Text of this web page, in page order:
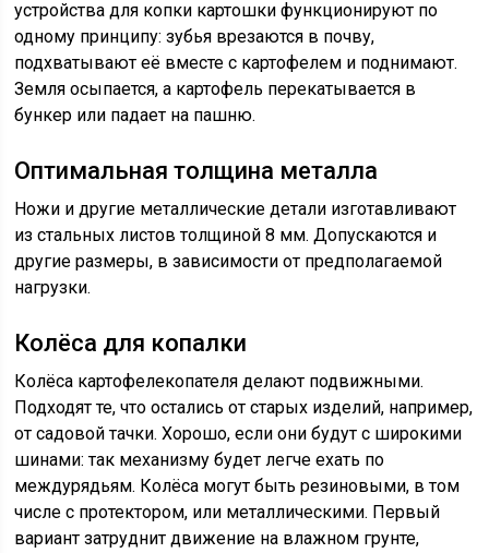
устройства для копки картошки функционируют по
одному принципу: зубья врезаются в почву,
подхватывают её вместе с картофелем и поднимают.
Земля осыпается, а картофель перекатывается в
бункер или падает на пашню.
Оптимальная толщина металла
Ножи и другие металлические детали изготавливают
из стальных листов толщиной 8 мм. Допускаются и
другие размеры, в зависимости от предполагаемой
нагрузки.
Колёса для копалки
Колёса картофелекопателя делают подвижными.
Подходят те, что остались от старых изделий, например,
от садовой тачки. Хорошо, если они будут с широкими
шинами: так механизму будет легче ехать по
междурядьям. Колёса могут быть резиновыми, в том
числе с протектором, или металлическими. Первый
вариант затруднит движение на влажном грунте,